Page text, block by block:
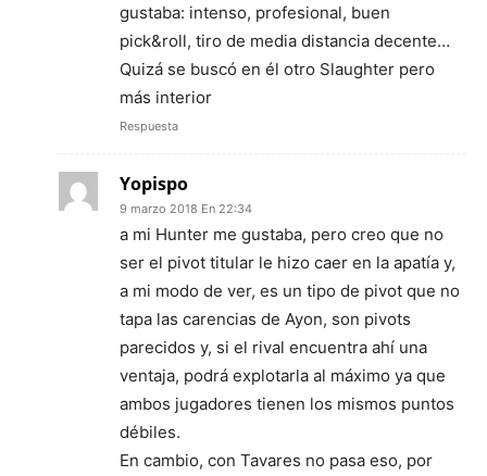
gustaba: intenso, profesional, buen
pick&roll, tiro de media distancia decente…
Quizá se buscó en él otro Slaughter pero
más interior
Respuesta
Yopispo
9 marzo 2018 En 22:34
a mi Hunter me gustaba, pero creo que no
ser el pivot titular le hizo caer en la apatía y,
a mi modo de ver, es un tipo de pivot que no
tapa las carencias de Ayon, son pivots
parecidos y, si el rival encuentra ahí una
ventaja, podrá explotarla al máximo ya que
ambos jugadores tienen los mismos puntos
débiles.
En cambio, con Tavares no pasa eso, por